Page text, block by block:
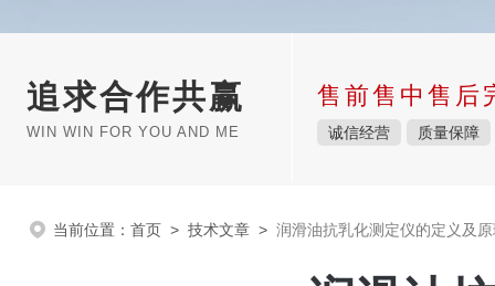
追求合作共赢
WIN WIN FOR YOU AND ME
售前售中售后
诚信经营 质量保障
当前位置： 首页 > 技术文章 > 润滑油抗乳化测定仪的定义及